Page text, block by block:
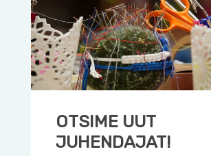
OTSIME UUT
JUHENDAJAT!